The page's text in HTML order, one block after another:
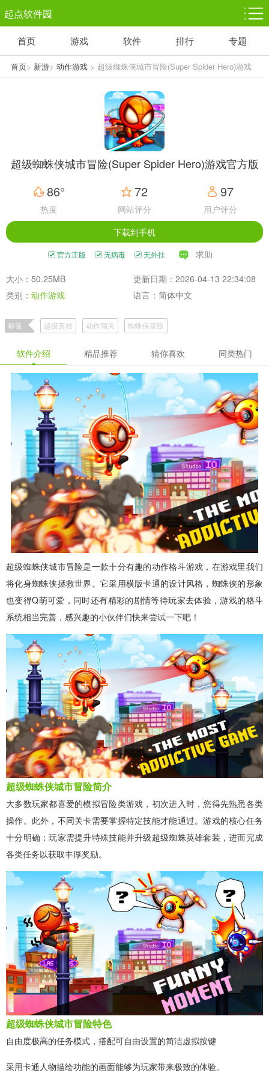
起点软件园
塔防游戏
1千+款游戏
休闲益智
1万+款游戏
体育竞技
5百+款游戏
赛车竞速
3百+款游戏
首页 游戏 软件 排行 专题
首页> 新游> 动作游戏> 超级蜘蛛侠城市冒险(Super Spider Hero)游戏
超级蜘蛛侠城市冒险(Super Spider Hero)游戏官方版
86°
热度
72
网站评分
97
用户评分
下载到手机
官方正版 无病毒 无外挂 求助
大小：50.25MB
更新日期：2026-04-13 22:34:08
类别： 动作游戏 语言：简体中文
标签 超级英雄 动作闯关 蜘蛛侠冒险
软件介绍 精品推荐 猜你喜欢 同类热门
超级蜘蛛侠城市冒险是一款十分有趣的动作格斗游戏，在游戏里我们
将化身蜘蛛侠拯救世界。它采用横版卡通的设计风格，蜘蛛侠的形象
也变得Q萌可爱，同时还有精彩的剧情等待玩家去体验，游戏的格斗
系统相当完善，感兴趣的小伙伴们快来尝试一下吧！
超级蜘蛛侠城市冒险简介
大多数玩家都喜爱的模拟冒险类游戏，初次进入时，您得先熟悉各类
操作。此外，不同关卡需要掌握特定技能才能通过。游戏的核心任务
十分明确：玩家需提升特殊技能并升级超级蜘蛛英雄套装，进而完成
各类任务以获取丰厚奖励。
超级蜘蛛侠城市冒险特色
自由度极高的任务模式，搭配可自由设置的简洁虚拟按键
采用卡通人物描绘功能的画面能够为玩家带来极致的体验。